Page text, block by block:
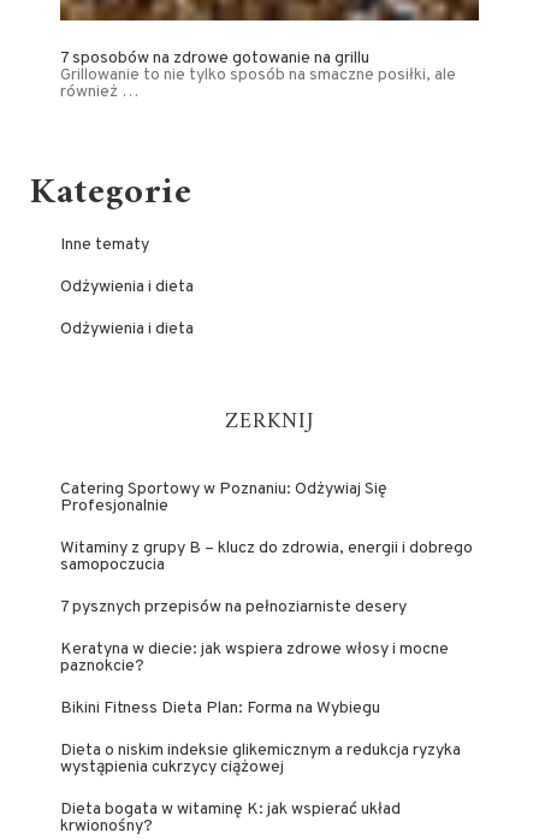
7 sposobów na zdrowe gotowanie na grillu
Grillowanie to nie tylko sposób na smaczne posiłki, ale
również …
Kategorie
Inne tematy
Odżywienia i dieta
Odżywienia i dieta
ZERKNIJ
Catering Sportowy w Poznaniu: Odżywiaj Się
Profesjonalnie
Witaminy z grupy B – klucz do zdrowia, energii i dobrego
samopoczucia
7 pysznych przepisów na pełnoziarniste desery
Keratyna w diecie: jak wspiera zdrowe włosy i mocne
paznokcie?
Bikini Fitness Dieta Plan: Forma na Wybiegu
Dieta o niskim indeksie glikemicznym a redukcja ryzyka
wystąpienia cukrzycy ciążowej
Dieta bogata w witaminę K: jak wspierać układ
krwionośny?